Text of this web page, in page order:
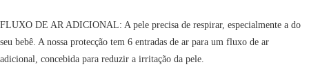
FLUXO DE AR ADICIONAL: A pele precisa de respirar, especialmente a do
seu bebê. A nossa protecção tem 6 entradas de ar para um fluxo de ar
adicional, concebida para reduzir a irritação da pele.